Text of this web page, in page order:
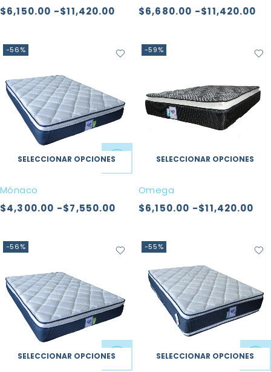
$6,150.00 -$11,420.00
$6,680.00 -$11,420.00
-56%
SELECCIONAR OPCIONES
Mónaco
$4,300.00 -$7,550.00
-59%
SELECCIONAR OPCIONES
Omega
$6,150.00 -$11,420.00
-56%
SELECCIONAR OPCIONES
-55%
SELECCIONAR OPCIONES